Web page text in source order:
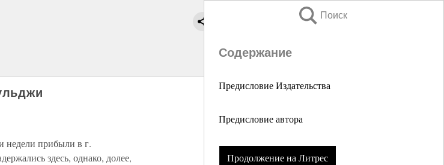
Поиск
Содержание
Предисловие Издательства
Предисловие автора
Продолжение на Литрес
недели прибыли в г.
здесь, однако, долее,